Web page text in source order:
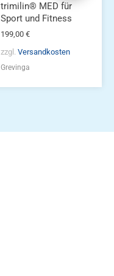
trimilin® MED für
Sport und Fitness
199,00 €
zzgl. Versandkosten
Grevinga